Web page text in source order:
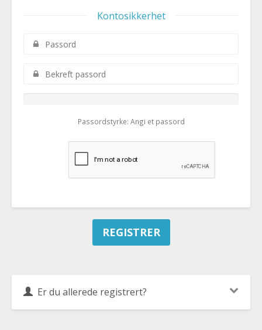
Kontosikkerhet
Passordstyrke: Angi et passord
Er du allerede registrert?